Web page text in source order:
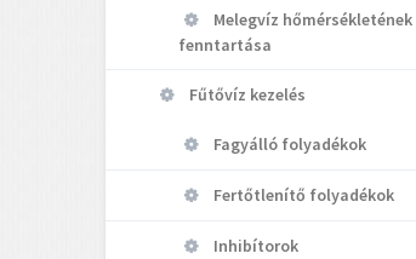
Melegvíz hőmérsékletének
fenntartása
Fűtővíz kezelés
Fagyálló folyadékok
Fertőtlenítő folyadékok
Inhibítorok